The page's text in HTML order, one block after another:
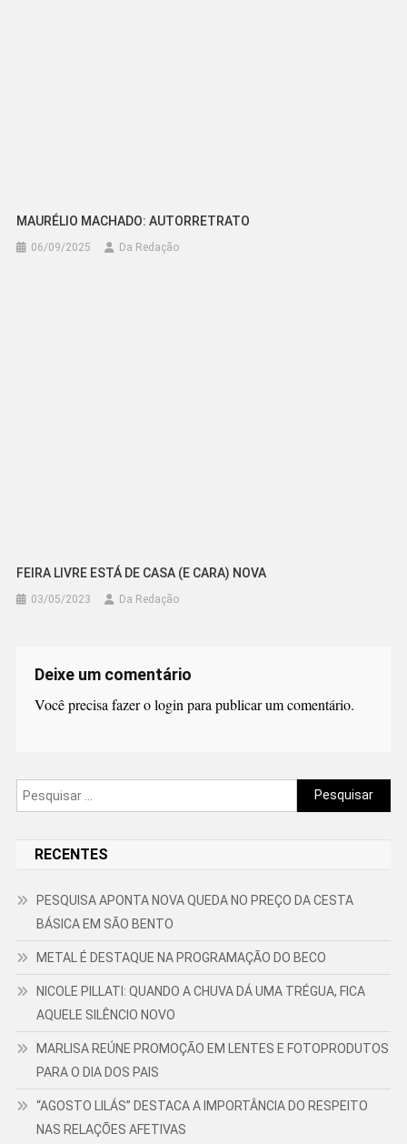
MAURÉLIO MACHADO: AUTORRETRATO
06/09/2025 Da Redação
FEIRA LIVRE ESTÁ DE CASA (E CARA) NOVA
03/05/2023 Da Redação
Deixe um comentário
Você precisa fazer ologin para publicar um comentário.
Pesquisar
por:
RECENTES
PESQUISA APONTA NOVA QUEDA NO PREÇO DA CESTA
BÁSICA EM SÃO BENTO
METAL É DESTAQUE NA PROGRAMAÇÃO DO BECO
NICOLE PILLATI: QUANDO A CHUVA DÁ UMA TRÉGUA, FICA
AQUELE SILÊNCIO NOVO
MARLISA REÚNE PROMOÇÃO EM LENTES E FOTOPRODUTOS
PARA O DIA DOS PAIS
“AGOSTO LILÁS” DESTACA A IMPORTÂNCIA DO RESPEITO
NAS RELAÇÕES AFETIVAS